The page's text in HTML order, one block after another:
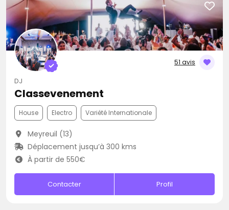
51 avis
DJ
Classevenement
House Electro Variété Internationale
Meyreuil (13)
Déplacement jusqu’à 300 kms
À partir de 550€
Contacter Profil